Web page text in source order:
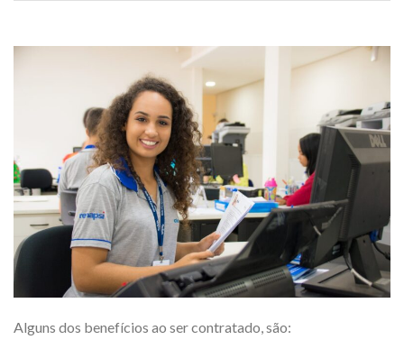
Alguns dos benefícios ao ser contratado, são: